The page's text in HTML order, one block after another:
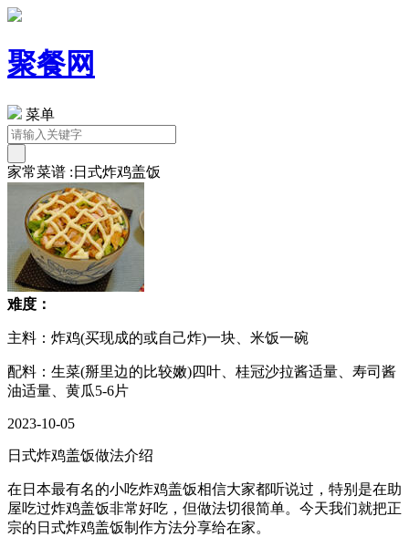
聚餐网
菜单
家常菜谱 :日式炸鸡盖饭
难度：
主料：炸鸡(买现成的或自己炸)一块、米饭一碗
配料：生菜(掰里边的比较嫩)四叶、桂冠沙拉酱适量、寿司酱
油适量、黄瓜5-6片
2023-10-05
日式炸鸡盖饭做法介绍
在日本最有名的小吃炸鸡盖饭相信大家都听说过，特别是在助
屋吃过炸鸡盖饭非常好吃，但做法切很简单。今天我们就把正
宗的日式炸鸡盖饭制作方法分享给在家。